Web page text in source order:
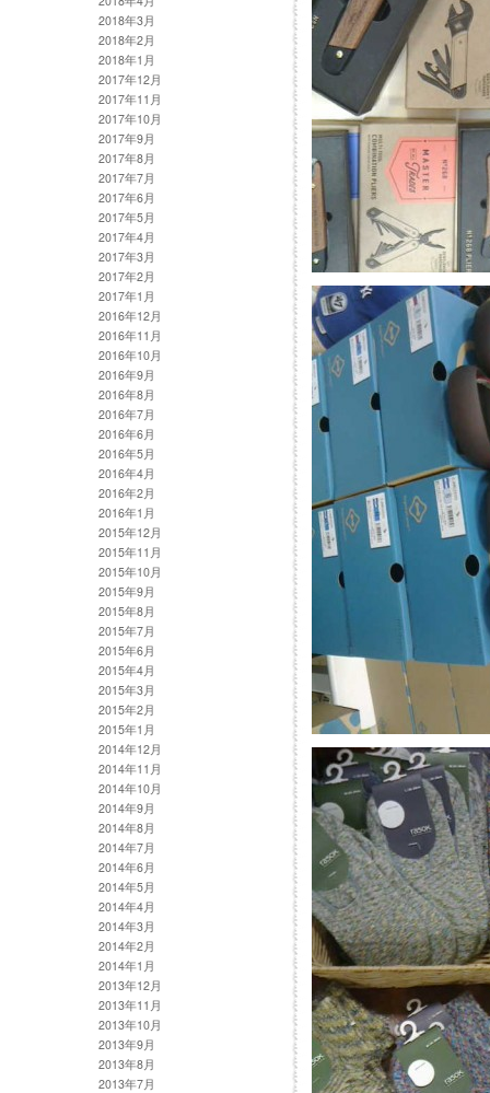
2018年3月
2018年2月
2018年1月
2017年12月
2017年11月
2017年10月
2017年9月
2017年8月
2017年7月
2017年6月
2017年5月
2017年4月
2017年3月
2017年2月
2017年1月
2016年12月
2016年11月
2016年10月
2016年9月
2016年8月
2016年7月
2016年6月
2016年5月
2016年4月
2016年2月
2016年1月
2015年12月
2015年11月
2015年10月
2015年9月
2015年8月
2015年7月
2015年6月
2015年4月
2015年3月
2015年2月
2015年1月
2014年12月
2014年11月
2014年10月
2014年9月
2014年8月
2014年7月
2014年6月
2014年5月
2014年4月
2014年3月
2014年2月
2014年1月
2013年12月
2013年11月
2013年10月
2013年9月
2013年8月
2013年7月